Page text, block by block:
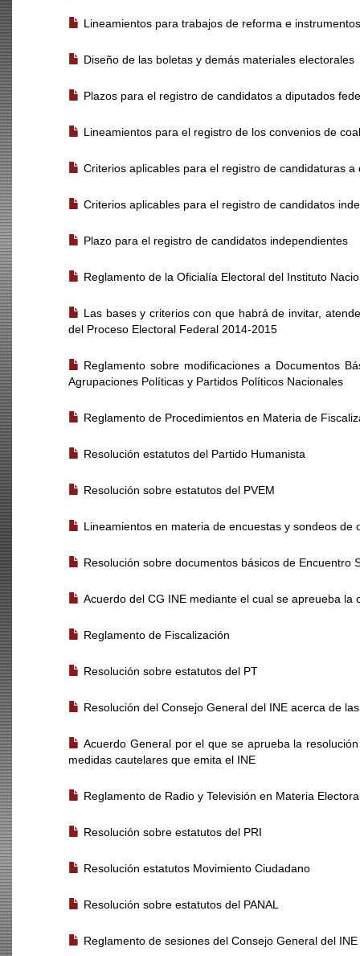
Lineamientos para trabajos de reforma e
Diseño de las boletas y demás materiales electorales
Plazos para el registro de candidatos a diputados
Lineamientos para el registro de los convenios de
Criterios aplicables para el registro de candidaturas
Criterios aplicables para el registro de candidatos
Plazo para el registro de candidatos independientes
Reglamento de la Oficialía Electoral del Instituto
Las bases y criterios con que habrá de invitar,
del Proceso Electoral Federal 2014-2015
Reglamento sobre modificaciones a Documentos
Agrupaciones Políticas y Partidos Políticos Nacionales
Reglamento de Procedimientos en Materia de
Resolución estatutos del Partido Humanista
Resolución sobre estatutos del PVEM
Lineamientos en materia de encuestas y sondeos de
Resolución sobre documentos básicos de Encuentro
Acuerdo del CG INE mediante el cual se apreueba
Reglamento de Fiscalización
Resolución sobre estatutos del PT
Resolución del Consejo General del INE acerca de
Acuerdo General por el que se aprueba la
medidas cautelares que emita el INE
Reglamento de Radio y Televisión en Materia
Resolución sobre estatutos del PRI
Resolución estatutos Movimiento Ciudadano
Resolución sobre estatutos del PANAL
Reglamento de sesiones del Consejo General del INE